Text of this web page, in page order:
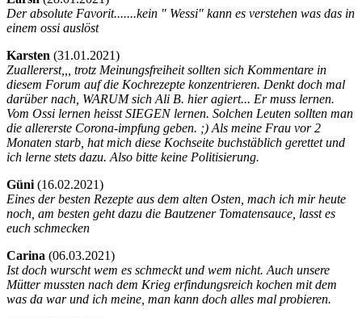
Der absolute Favorit.......kein " Wessi" kann es verstehen was das in
einem ossi auslöst
Karsten (31.01.2021)
Zuallererst,,, trotz Meinungsfreiheit sollten sich Kommentare in
diesem Forum auf die Kochrezepte konzentrieren. Denkt doch mal
darüber nach, WARUM sich Ali B. hier agiert... Er muss lernen.
Vom Ossi lernen heisst SIEGEN lernen. Solchen Leuten sollten man
die allererste Corona-impfung geben. ;) Als meine Frau vor 2
Monaten starb, hat mich diese Kochseite buchstäblich gerettet und
ich lerne stets dazu. Also bitte keine Politisierung.
Güni (16.02.2021)
Eines der besten Rezepte aus dem alten Osten, mach ich mir heute
noch, am besten geht dazu die Bautzener Tomatensauce, lasst es
euch schmecken
Carina (06.03.2021)
Ist doch wurscht wem es schmeckt und wem nicht. Auch unsere
Mütter mussten nach dem Krieg erfindungsreich kochen mit dem
was da war und ich meine, man kann doch alles mal probieren.